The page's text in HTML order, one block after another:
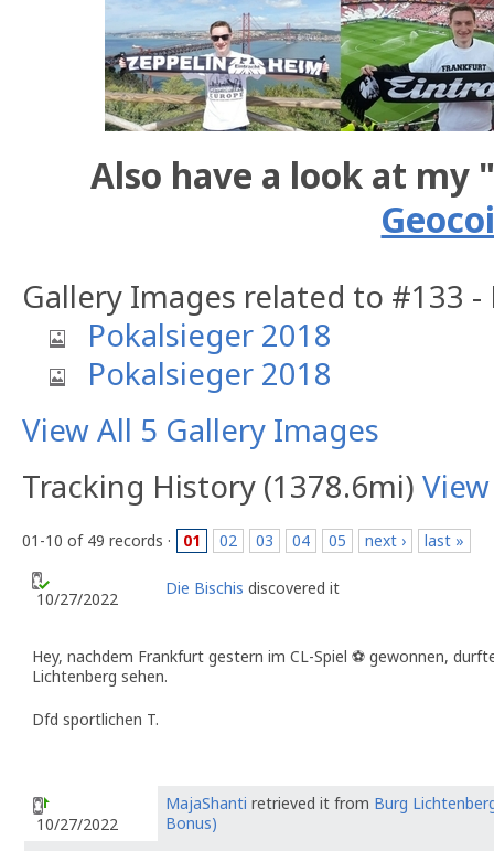
Also have a look at my "
Gallery Images related to #133
Pokalsieger 2018
Pokalsieger 2018
View All 5 Gallery Images
Tracking History (1378.6mi)
01-10 of 49 records · 01 02 03 04 05 next › last »
10/27/2022 Die Bischis discovered it
Hey, nachdem Frankfurt gestern im CL-Spiel ⚽️ gewonnen,
Lichtenberg sehen.
Dfd sportlichen T.
10/27/2022
MajaShanti retrieved it from Burg
Bonus)